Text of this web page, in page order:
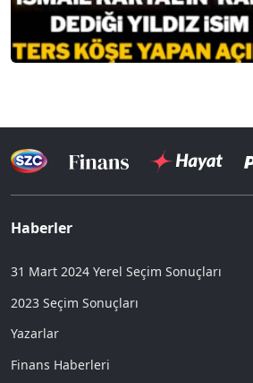
Haberler
31 Mart 2024 Yerel Seçim Sonuçları
2023 Seçim Sonuçları
Yazarlar
Finans Haberleri